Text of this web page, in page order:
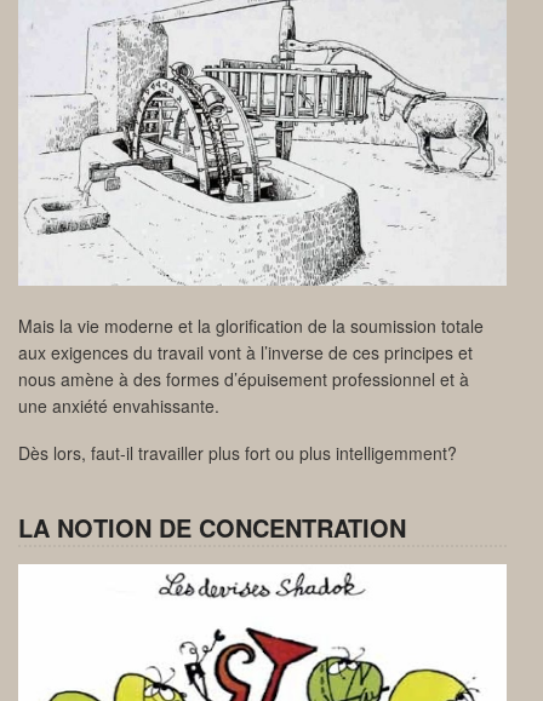
Mais la vie moderne et la glorification de la soumission totale
aux exigences du travail vont à l’inverse de ces principes et
nous amène à des formes d’épuisement professionnel et à
une anxiété envahissante.
Dès lors, faut-il travailler plus fort ou plus intelligemment?
LA NOTION DE CONCENTRATION